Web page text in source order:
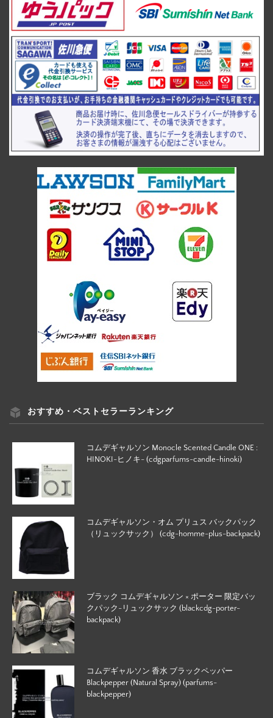
おすすめ・ベストセラーランキング
コムデギャルソン Monocle Scented Candle ONE :
HINOKI-ヒノキ- (cdgparfums-candle-hinoki)
コムデギャルソン・オム プリュス バックパック
（リュックサック） (cdg-homme-plus-backpack)
ブラック コムデギャルソン × ポーター 限定バッ
クパック-リュックサック (blackcdg-porter-
backpack)
コムデギャルソン 香水 ブラックペッパー
Blackpepper (Natural Spray) (parfums-
blackpepper)